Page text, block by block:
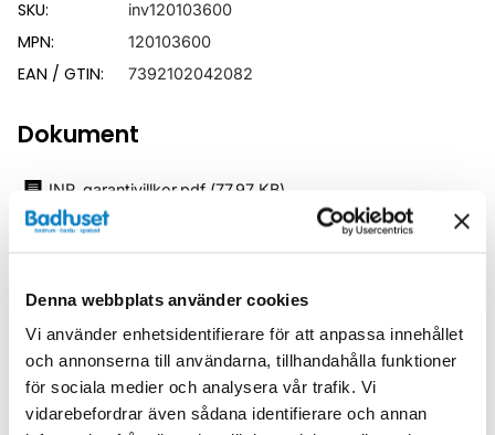
Denna webbplats använder cookies
Vi använder enhetsidentifierare för att anpassa innehållet
och annonserna till användarna, tillhandahålla funktioner
för sociala medier och analysera vår trafik. Vi
vidarebefordrar även sådana identifierare och annan
SKU: inv120103600
MPN: 120103600
EAN / GTIN: 7392102042082
Dokument
INR_garantivillkor.pdf (77.97 KB)
Duschar